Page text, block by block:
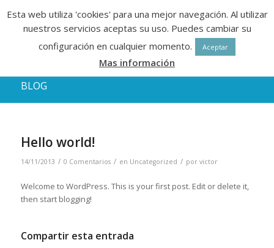
BLOG
Hello world!
14/11/2013 / 0 Comentarios / en Uncategorized / por victor
Welcome to WordPress. This is your first post. Edit or delete it,
then start blogging!
Compartir esta entrada
Esta web utiliza 'cookies' para una mejor navegación. Al utilizar
nuestros servicios aceptas su uso. Puedes cambiar su
configuración en cualquier momento.
Aceptar
Mas información